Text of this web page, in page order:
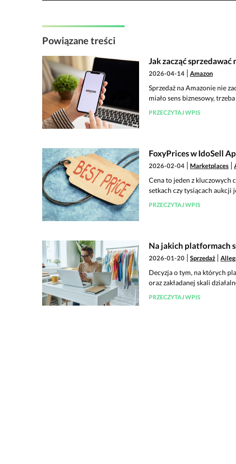
Powiązane treści
Jak zacząć sprzedawać
2026-04-14 Amazon
Sprzedaż na Amazonie nie
miało sens biznesowy,
PRZECZYTAJ WPIS
FoxyPrices w IdoSell
2026-02-04 Marketplaces
Cena to jeden z kluczowych
setkach czy tysiącach aukcji
PRZECZYTAJ WPIS
Na jakich platformach
2026-01-20 Sprzedaż
Decyzja o tym, na których
oraz zakładanej skali
PRZECZYTAJ WPIS